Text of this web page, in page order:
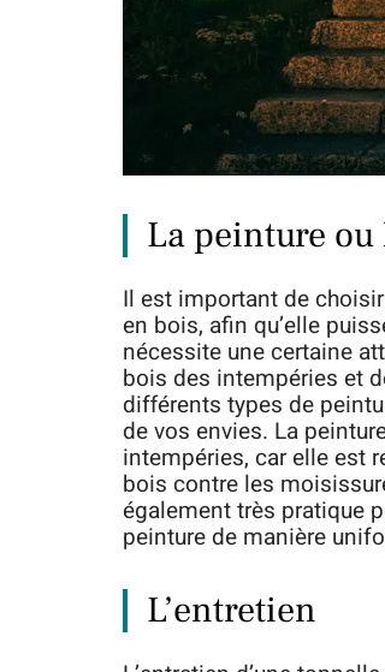
La peinture
Il est important de
en bois, afin qu’elle
nécessite une certaine
bois des intempéries et
différents types de
de vos envies. La
intempéries, car elle est
bois contre les
également très pratique
peinture de manière
L’entretien